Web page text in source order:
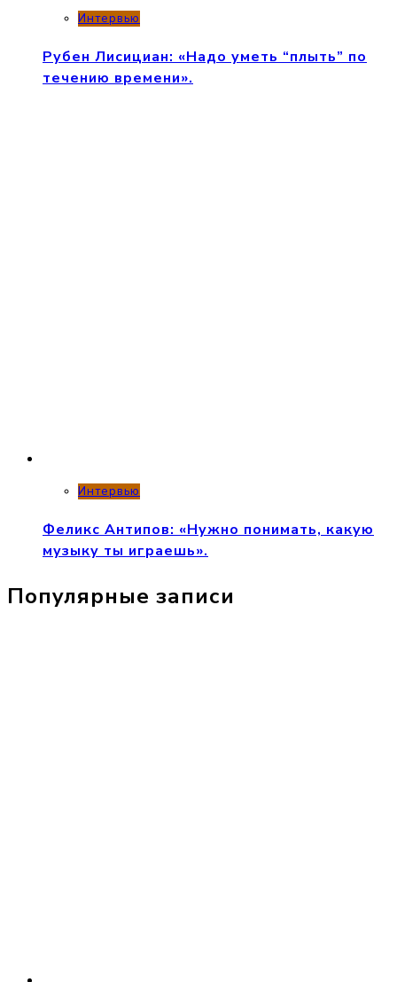
Интервью
Рубен Лисициан: «Надо уметь “плыть” по
течению времени».
Интервью
Феликс Антипов: «Нужно понимать, какую
музыку ты играешь».
Популярные записи